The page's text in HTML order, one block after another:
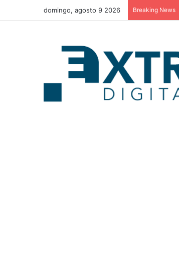
domingo, agosto 9 2026 Breaking News